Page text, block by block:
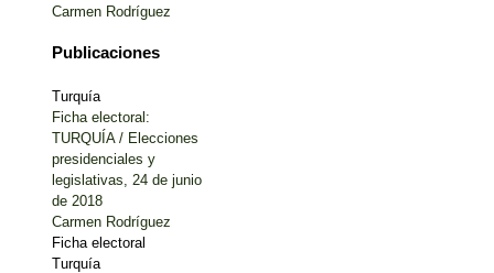
Carmen Rodríguez
Publicaciones
Turquía
Ficha electoral:
TURQUÍA / Elecciones
presidenciales y
legislativas, 24 de junio
de 2018
Carmen Rodríguez
Ficha electoral
Turquía